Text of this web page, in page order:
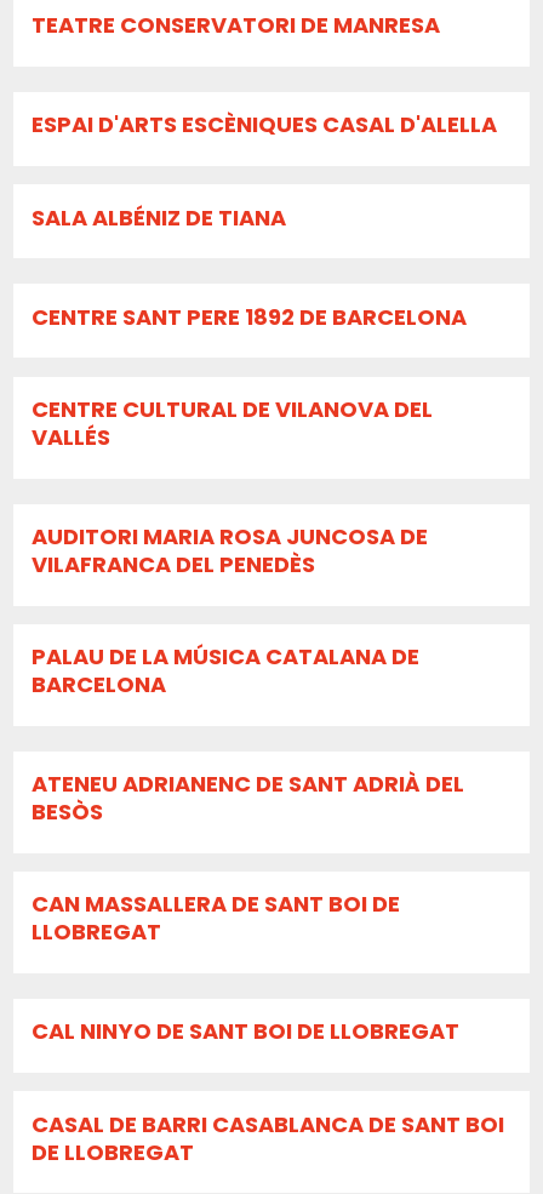
TEATRE CONSERVATORI DE MANRESA
ESPAI D'ARTS ESCÈNIQUES CASAL D'ALELLA
SALA ALBÉNIZ DE TIANA
CENTRE SANT PERE 1892 DE BARCELONA
CENTRE CULTURAL DE VILANOVA DEL
VALLÉS
AUDITORI MARIA ROSA JUNCOSA DE
VILAFRANCA DEL PENEDÈS
PALAU DE LA MÚSICA CATALANA DE
BARCELONA
ATENEU ADRIANENC DE SANT ADRIÀ DEL
BESÒS
CAN MASSALLERA DE SANT BOI DE
LLOBREGAT
CAL NINYO DE SANT BOI DE LLOBREGAT
CASAL DE BARRI CASABLANCA DE SANT BOI
DE LLOBREGAT